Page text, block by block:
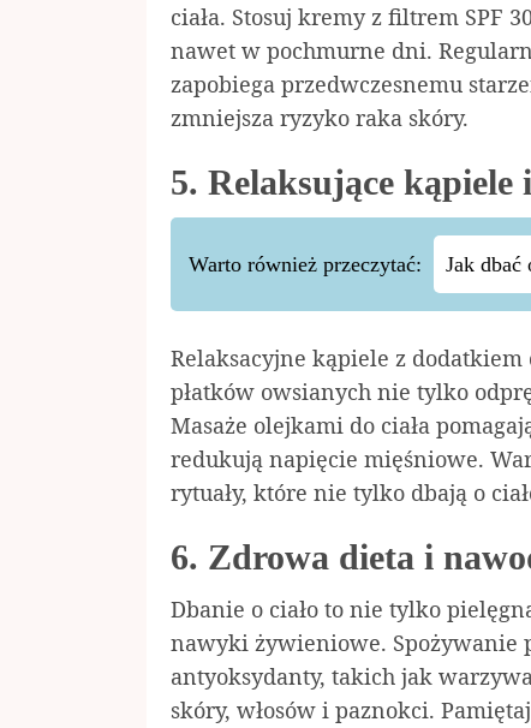
ciała. Stosuj kremy z filtrem SPF
nawet w pochmurne dni.
zapobiega przedwczesnemu
zmniejsza ryzyko raka skóry.
5. Relaksujące kąpiele
Warto również przeczytać: Jak
Relaksacyjne kąpiele z
płatków owsianych nie tylko
Masaże olejkami do ciała
redukują napięcie mięśniowe.
rytuały, które nie tylko dbają o
6. Zdrowa dieta i
Dbanie o ciało to nie tylko
nawyki żywieniowe. Spożywanie
antyoksydanty, takich jak
skóry, włosów i paznokci.